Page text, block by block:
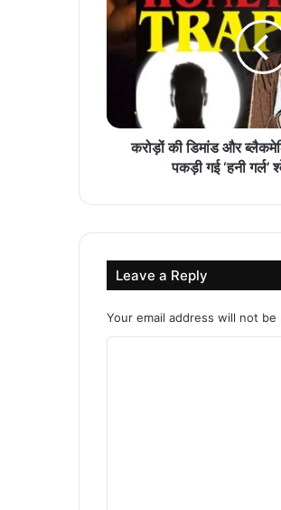
करोड़ों की डिमांड और
पकड़ी गई ‘हनी गर्ल’
Leave a Reply
Your email address will not be